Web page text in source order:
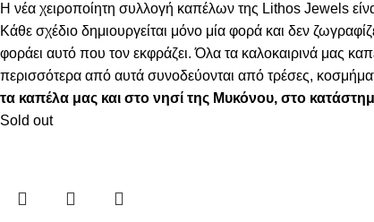
Η νέα χειροποίητη συλλογή καπέλων της Lithos Jewels
Κάθε σχέδιο δημιουργείται μόνο μία φορά και δεν
φοράει αυτό που τον εκφράζει. Όλα τα καλοκαιρινά μας
περισσότερα από αυτά συνοδεύονται από τρέσες,
τα καπέλα μας και στο νησί της Μυκόνου, στο
Sold out